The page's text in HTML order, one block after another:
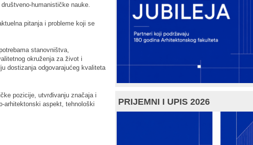
humanističke nauke.
pitanja i probleme koji se
stanovništva,
okruženja za život i
dostizanja odgovarajućeg kvaliteta
pozicije, utvrđivanju značaja i
arhitektonski aspekt, tehnološki
PRIJEMNI I UPIS 2026